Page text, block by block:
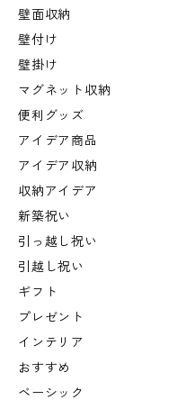
壁面収納
壁付け
壁掛け
マグネット収納
便利グッズ
アイデア商品
アイデア収納
収納アイデア
新築祝い
引っ越し祝い
引越し祝い
ギフト
プレゼント
インテリア
おすすめ
ベーシック